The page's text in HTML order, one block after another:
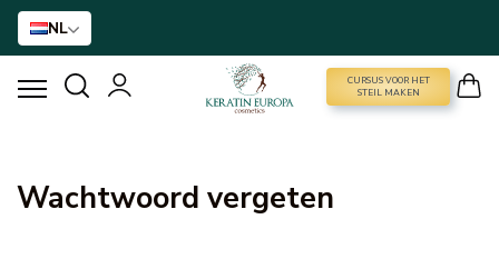
NL
CURSUS VOOR HET
STEIL MAKEN
CURSUS VOOR HET STEIL MAKEN
Wachtwoord vergeten